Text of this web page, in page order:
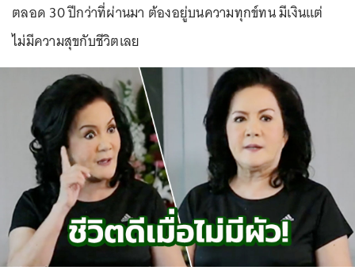
ตลอด 30 ปีกว่าที่ผ่านมา ต้องอยู่บนความทุกข์ทน มีเงินแต่
ไม่มีความสุขกับชีวิตเลย